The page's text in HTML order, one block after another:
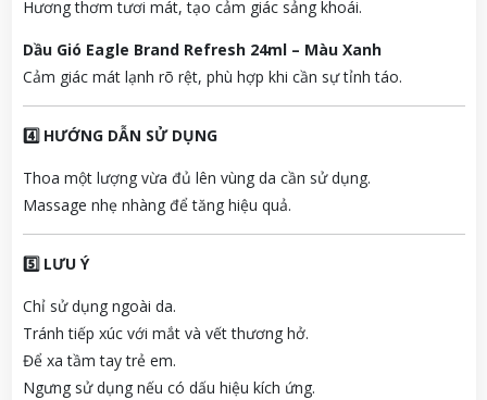
Hương thơm tươi mát, tạo cảm giác sảng khoái.
Dầu Gió Eagle Brand Refresh 24ml – Màu Xanh
Cảm giác mát lạnh rõ rệt, phù hợp khi cần sự tỉnh táo.
4️⃣ HƯỚNG DẪN SỬ DỤNG
Thoa một lượng vừa đủ lên vùng da cần sử dụng.
Massage nhẹ nhàng để tăng hiệu quả.
5️⃣ LƯU Ý
Chỉ sử dụng ngoài da.
Tránh tiếp xúc với mắt và vết thương hở.
Để xa tầm tay trẻ em.
Ngưng sử dụng nếu có dấu hiệu kích ứng.